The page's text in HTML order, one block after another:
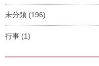
未分類 (196)
行事 (1)